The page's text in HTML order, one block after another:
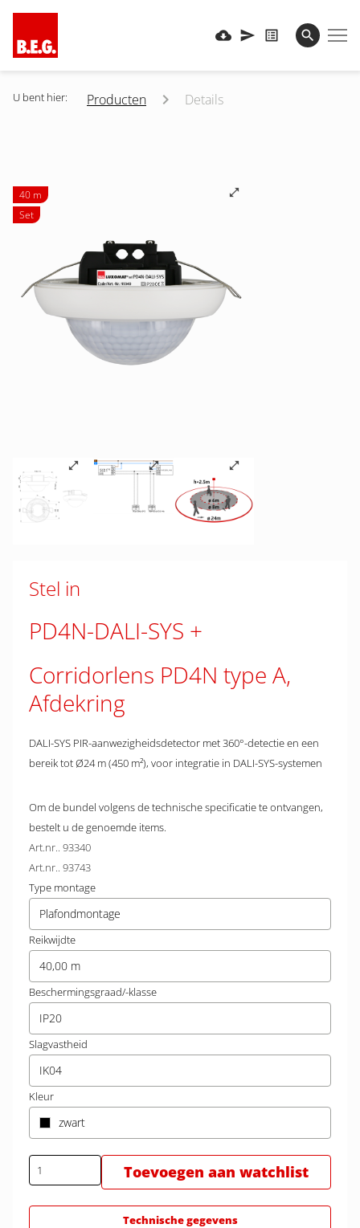
U bent hier: Producten Details
40 m
Set
Stel in
PD4N-DALI-SYS
Corridorlens PD4N type A,
Afdekring
DALI-SYS PIR-aanwezigheidsdetector met 360°-detectie en een
bereik tot Ø24 m (450 m²), voor integratie in DALI-SYS-systemen
Om de bundel volgens de technische specificatie te ontvangen,
bestelt u de genoemde items.
Art.nr.. 93340
Art.nr.. 93743
Type montage
Plafondmontage
Reikwijdte
40,00 m
Beschermingsgraad/-klasse
IP20
Slagvastheid
IK04
Kleur
zwart
Toevoegen aan watchlist
Technische gegevens